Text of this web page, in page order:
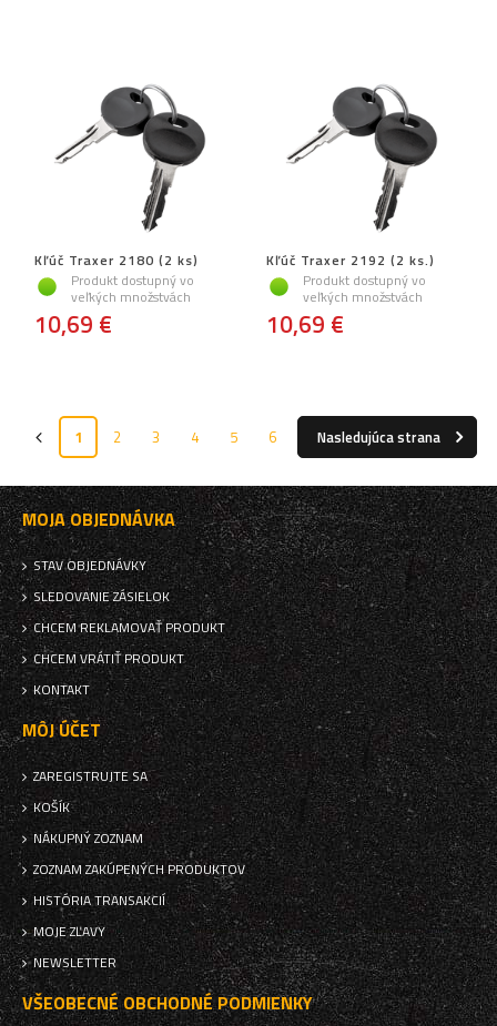
Kľúč Traxer 2180 (2 ks)
Produkt dostupný vo
veľkých množstvách
10,69 €
Kľúč Traxer 2192 (2 ks.)
Produkt dostupný vo
veľkých množstvách
10,69 €
1 2 3 4 5 6 Nasledujúca strana
MOJA OBJEDNÁVKA
STAV OBJEDNÁVKY
SLEDOVANIE ZÁSIELOK
CHCEM REKLAMOVAŤ PRODUKT
CHCEM VRÁTIŤ PRODUKT
KONTAKT
MÔJ ÚČET
ZAREGISTRUJTE SA
KOŠÍK
NÁKUPNÝ ZOZNAM
ZOZNAM ZAKÚPENÝCH PRODUKTOV
HISTÓRIA TRANSAKCIÍ
MOJE ZĽAVY
NEWSLETTER
VŠEOBECNÉ OBCHODNÉ PODMIENKY